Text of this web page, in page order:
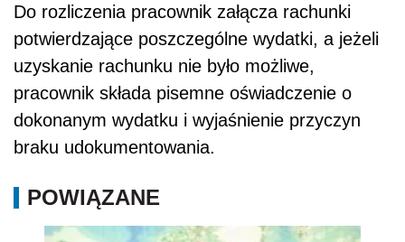
Do rozliczenia pracownik załącza rachunki
potwierdzające poszczególne wydatki, a jeżeli
uzyskanie rachunku nie było możliwe,
pracownik składa pisemne oświadczenie o
dokonanym wydatku i wyjaśnienie przyczyn
braku udokumentowania.
POWIĄZANE